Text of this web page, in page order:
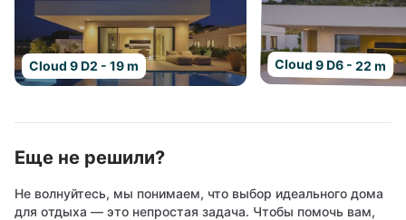
Cloud 9 D2 - 19 m Cloud 9 D6 - 22 m
Еще не решили?
Не волнуйтесь, мы понимаем, что выбор идеального дома
для отдыха — это непростая задача. Чтобы помочь вам,